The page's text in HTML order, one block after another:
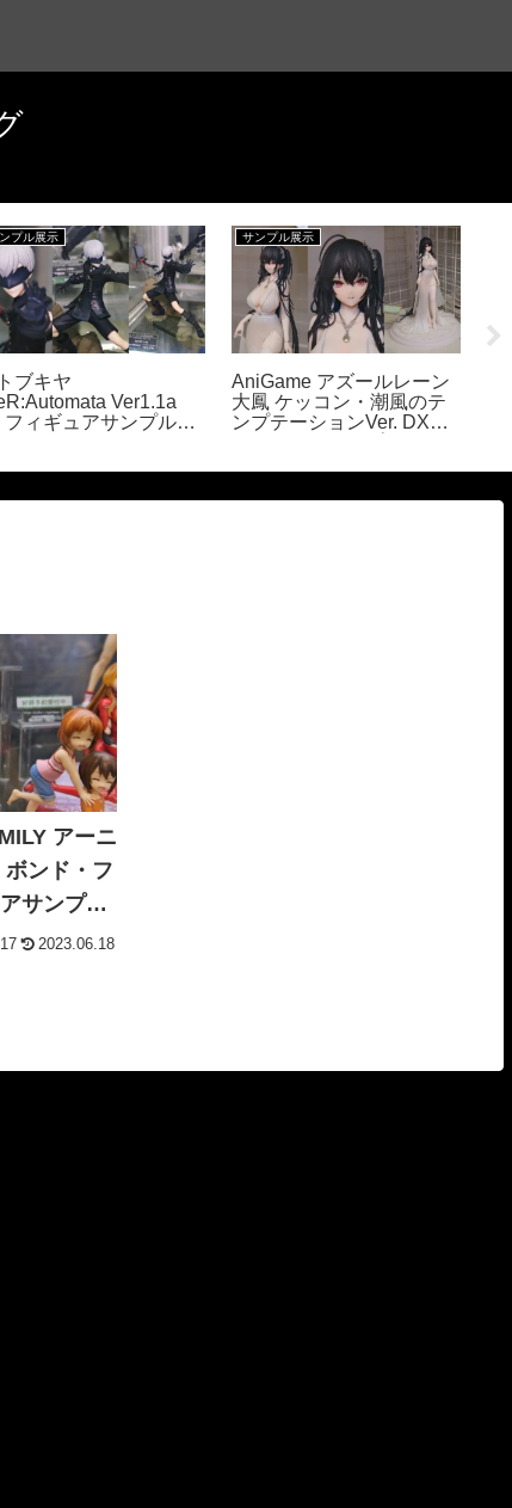
プル展示
ブキヤ
Ver1.1a
フィギュアサンプル展
サンプル展示
AniGame アズールレーン
大鳳 ケッコン・潮風のテ
ンプテーションVer. DX版
アーニ
ンド・フ
サンプル
2023.06.18